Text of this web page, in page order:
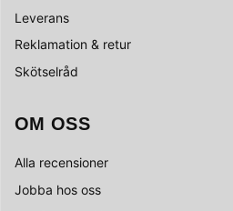
Leverans
Reklamation & retur
Skötselråd
OM OSS
Alla recensioner
Jobba hos oss